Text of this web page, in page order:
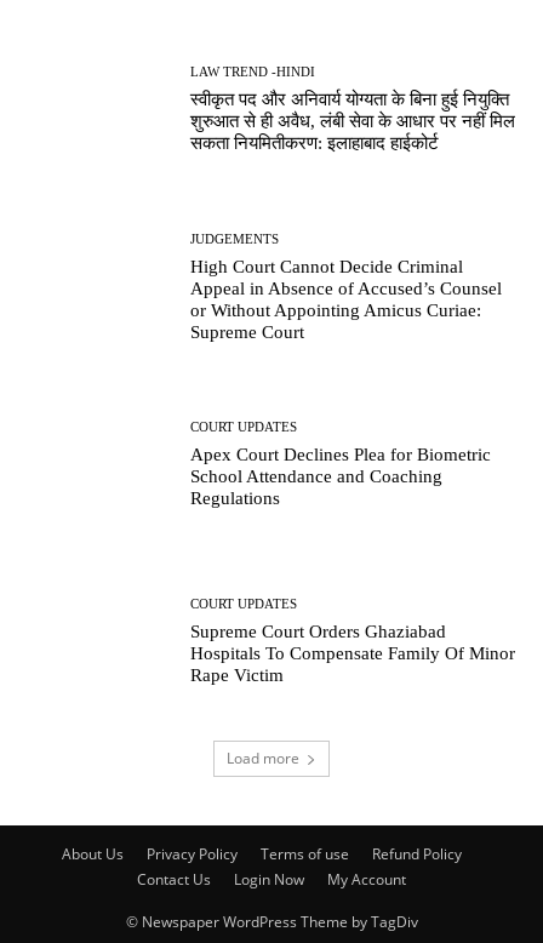
LAW TREND -HINDI
स्वीकृत पद और अनिवार्य योग्यता के बिना हुई नियुक्ति
शुरुआत से ही अवैध, लंबी सेवा के आधार पर नहीं मिल
सकता नियमितीकरण: इलाहाबाद हाईकोर्ट
JUDGEMENTS
High Court Cannot Decide Criminal
Appeal in Absence of Accused’s Counsel
or Without Appointing Amicus Curiae:
Supreme Court
COURT UPDATES
Apex Court Declines Plea for Biometric
School Attendance and Coaching
Regulations
COURT UPDATES
Supreme Court Orders Ghaziabad
Hospitals To Compensate Family Of Minor
Rape Victim
Load more
About Us Privacy Policy Terms of use
Refund Policy
Contact Us
Login Now My Account
© Newspaper WordPress Theme by TagDiv